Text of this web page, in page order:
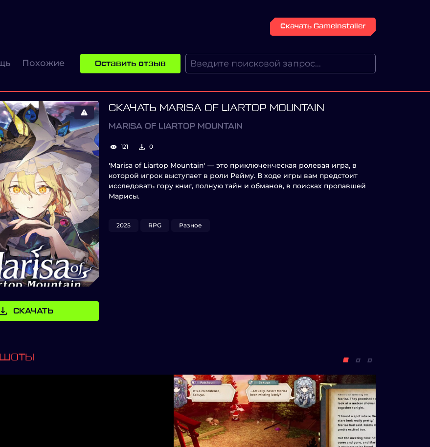
Скачать GameInstaller
Похожие Оставить отзыв
СКАЧАТЬ
СКАЧАТЬ MARISA OF LIARTOP MOUNTAIN
MARISA OF LIARTOP MOUNTAIN
121 0
'Marisa of Liartop Mountain' — это приключенческая ролевая игра, в
которой игрок выступает в роли Рейму. В ходе игры вам предстоит
исследовать гору книг, полную тайн и обманов, в поисках пропавшей
Марисы.
2025 RPG Разное